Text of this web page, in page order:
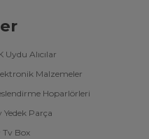
Uydu Alıcılar
Malzemeler
Hoparlörleri
Yedek Parça
Tv Box